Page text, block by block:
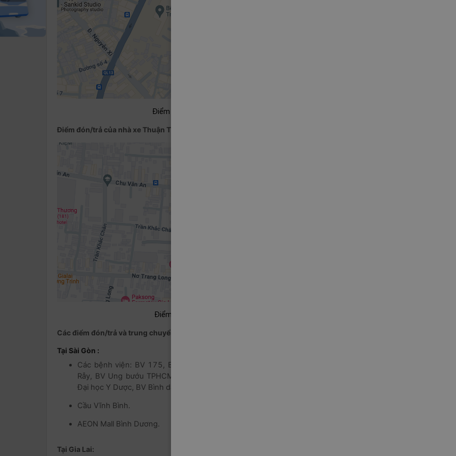
Điểm đón/trả khách tại Sài Gòn
Điểm đón/trả của nhà xe Thuận Tiến tại Gia Lai:
Điểm đón/trả khách tại Gia Lai
Các điểm đón/trả và trung chuyển
Tại Sài Gòn :
Các bệnh viện: BV 175, BV Hoà Hảo, BV Nhiệt đới, BV Nhi đồng 2, BV Chợ
Rẫy, BV Ung bướu TPHCM, BV Chấn thương Chỉnh hình, BV Nhi đồng 1, BV
Đại học Y Dược, BV Bình dân.
Cầu Vĩnh Bình.
AEON Mall Bình Dương.
Tại Gia Lai: